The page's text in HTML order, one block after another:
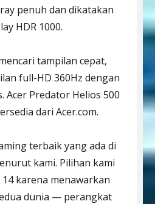
penuh dan dikatakan
HDR 1000.
tampilan cepat,
full-HD 360Hz dengan
Acer Predator Helios 500
dari Acer.com.
terbaik yang ada di
kami. Pilihan kami
karena menawarkan
dunia — perangkat